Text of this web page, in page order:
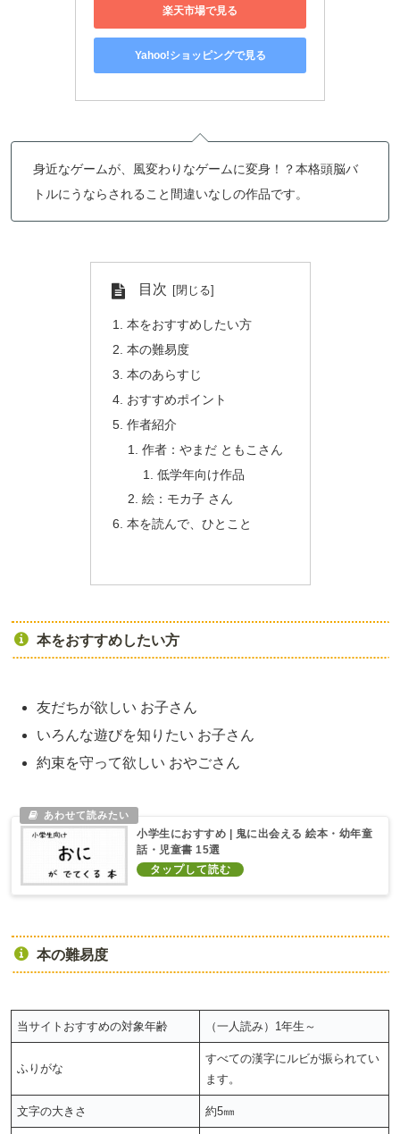
楽天市場で見る
Yahoo!ショッピングで見る
身近なゲームが、風変わりなゲームに変身！？本格頭脳バ
トルにうならされること間違いなしの作品です。
目次
本をおすすめしたい方
本の難易度
本のあらすじ
おすすめポイント
作者紹介
作者：やまだ ともこさん
低学年向け作品
絵：モカ子 さん
本を読んで、ひとこと
本をおすすめしたい方
友だちが欲しい お子さん
いろんな遊びを知りたい お子さん
約束を守って欲しい おやごさん
小学生におすすめ | 鬼に出会える 絵本・幼年童
話・児童書 15選
本の難易度
当サイトおすすめの対象年齢 （一人読み）1年生～
ふりがな
すべての漢字にルビが振られてい
ます。
文字の大きさ 約5㎜